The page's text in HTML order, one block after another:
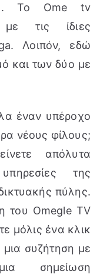
Το Ome tv
τις ίδιες
Λοιπόν, εδώ
και των δύο με
έναν υπέροχο
νέους φίλους;
απόλυτα
της
πύλης.
του Omegle TV
μόλις ένα κλικ
συζήτηση με
σημείωση